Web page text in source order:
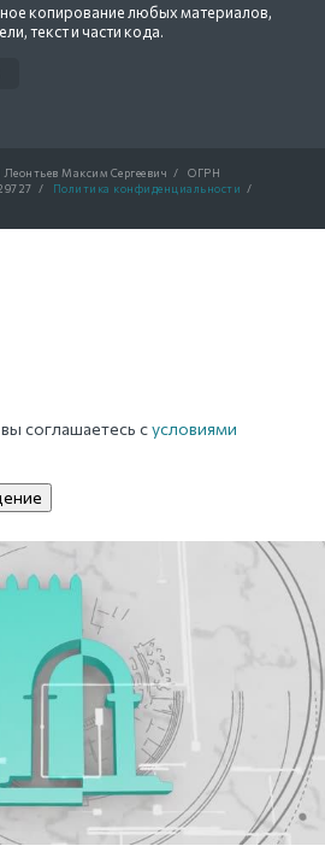
копирование любых материалов,
текст и части кода.
Максим Сергеевич /
ОГРН
/ Политика конфиденциальности
/
соглашаетесь сусловиями